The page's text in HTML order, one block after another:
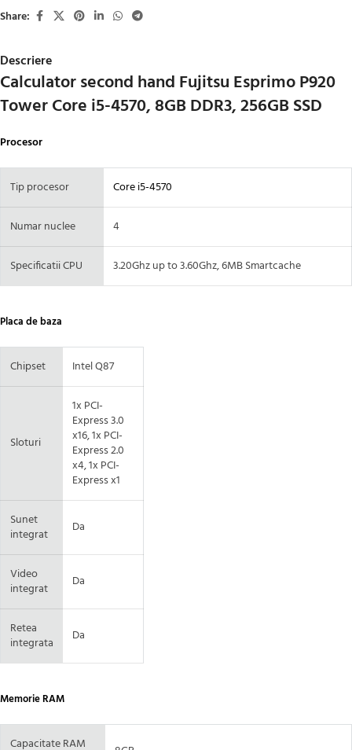
Share:
Descriere
Calculator second hand Fujitsu Esprimo P920
Tower Core i5-4570, 8GB DDR3, 256GB SSD
Procesor
Tip procesor Core i5-4570
Numar nuclee 4
Specificatii CPU 3.20Ghz up to 3.60Ghz, 6MB Smartcache
Placa de baza
Chipset Intel Q87
Sloturi
1x PCI-
Express 3.0
x16, 1x PCI-
Express 2.0
x4, 1x PCI-
Express x1
Sunet
integrat
Da
Video
integrat
Da
Retea
integrata
Da
Memorie RAM
Capacitate RAM